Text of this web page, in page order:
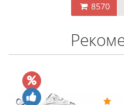
8570